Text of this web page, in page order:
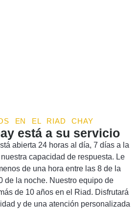
EN EL RIAD CHAY
está a su servicio
abierta 24 horas al día, 7 días a la
capacidad de respuesta. Le
de una hora entre las 8 de la
de la noche. Nuestro equipo de
de 10 años en el Riad. Disfrutará
y de una atención personalizada